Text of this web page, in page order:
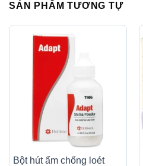
SẢN PHẨM TƯƠNG TỰ
Bột hút ẩm chống loét